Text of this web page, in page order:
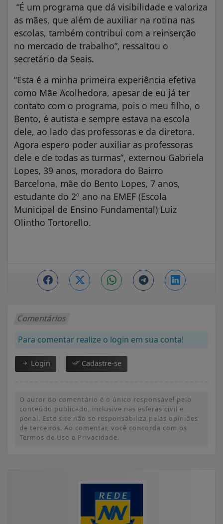
“É um programa que dá visibilidade e valoriza
as mães, que além de auxiliar na rotina nas
escolas, também contribui com a reinserção
no mercado de trabalho”, ressaltou o
secretário da Seais.
“Esta é a minha primeira experiência efetiva
como Mãe Acolhedora, apesar de eu já ter
contato com o programa, pois o meu filho, o
Bento, é autista e sempre estava na escola
dele, ao lado das professoras e da diretora.
Agora espero poder auxiliar as professoras
dele e de todas as turmas”, externou Gabriela
Lopes, 39 anos, moradora do Bairro
Barcelona, mãe do Bento Lopes, 7 anos,
estudante do 2º ano na EMEF (Escola
Municipal de Ensino Fundamental) Luiz
Olintho Tortorello.
Comentários
Para comentar realize o login em sua conta!
Login Cadastre-se
O autor do comentário é o único responsável pelo
conteúdo publicado, inclusive nas esferas civil e
penal. Este site não se responsabiliza pelas opiniões
de terceiros. Ao comentar, você concorda com os
Termos de Uso e Privacidade.